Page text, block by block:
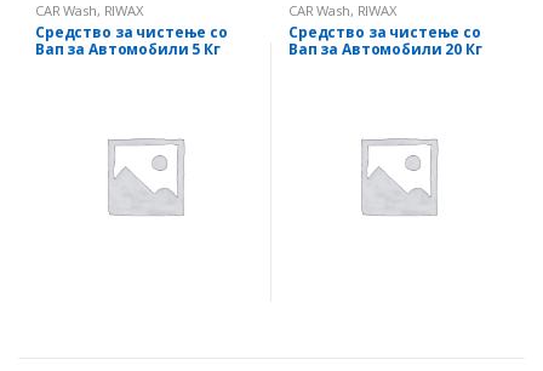
CAR Wash, RIWAX
Средство за чистење со
Вап за Автомобили 5 Кг
CAR Wash, RIWAX
Средство за чистење со
Вап за Автомобили 20 Кг